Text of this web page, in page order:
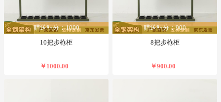
赠送积分：1000
10把步枪柜
￥1000.00
赠送积分：900
8把步枪柜
￥900.00